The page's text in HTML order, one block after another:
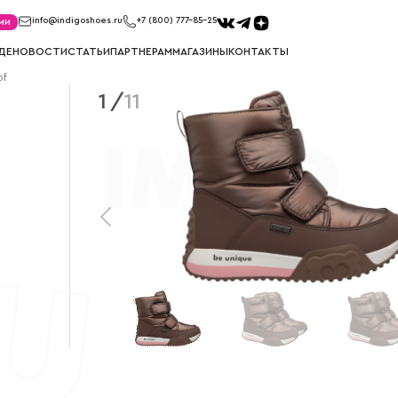
info@indigoshoes.ru +7 (800) 777-85-25
НОВОСТИСТАТЬИПАРТНЕРАММАГАЗИНЫКОНТАКТЫ
КЕДЫ
Кеды для мальчиков
Кеды для девочек
Сапоги для мальчиков
Сапоги для девочек
Сноубутсы
Сноубутсы
1 /11